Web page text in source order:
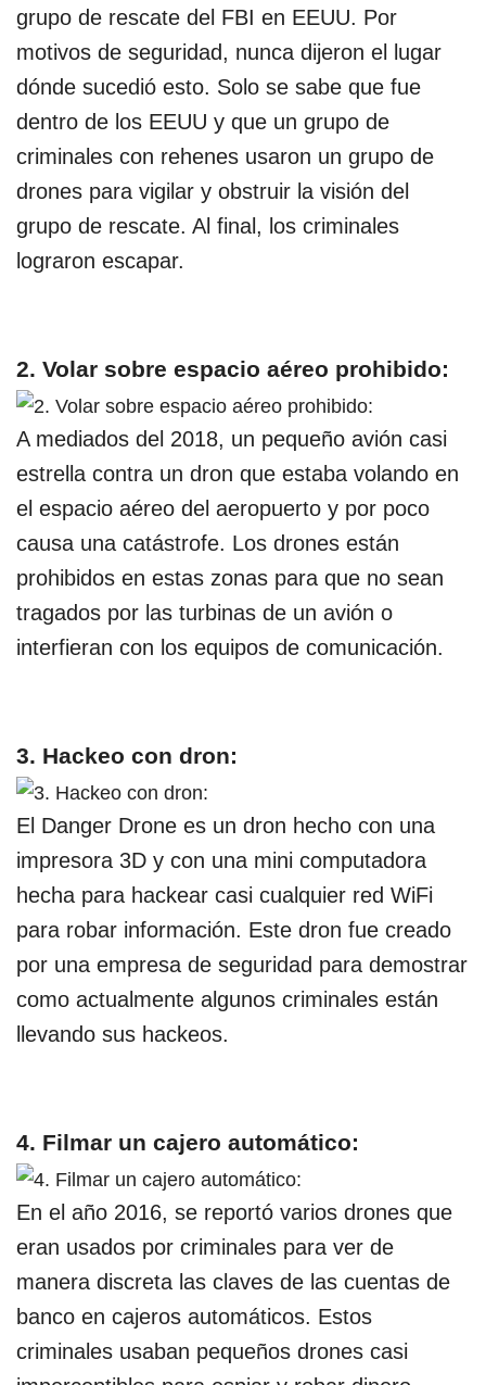
grupo de rescate del FBI en EEUU. Por
motivos de seguridad, nunca dijeron el lugar
dónde sucedió esto. Solo se sabe que fue
dentro de los EEUU y que un grupo de
criminales con rehenes usaron un grupo de
drones para vigilar y obstruir la visión del
grupo de rescate. Al final, los criminales
lograron escapar.
2. Volar sobre espacio aéreo prohibido:
A mediados del 2018, un pequeño avión casi
estrella contra un dron que estaba volando en
el espacio aéreo del aeropuerto y por poco
causa una catástrofe. Los drones están
prohibidos en estas zonas para que no sean
tragados por las turbinas de un avión o
interfieran con los equipos de comunicación.
3. Hackeo con dron:
El Danger Drone es un dron hecho con una
impresora 3D y con una mini computadora
hecha para hackear casi cualquier red WiFi
para robar información. Este dron fue creado
por una empresa de seguridad para demostrar
como actualmente algunos criminales están
llevando sus hackeos.
4. Filmar un cajero automático:
En el año 2016, se reportó varios drones que
eran usados por criminales para ver de
manera discreta las claves de las cuentas de
banco en cajeros automáticos. Estos
criminales usaban pequeños drones casi